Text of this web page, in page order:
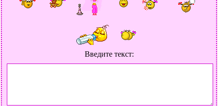
Введите текст: